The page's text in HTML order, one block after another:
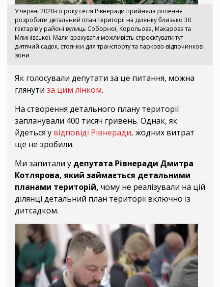
У червні 2020-го року сесія Рівнеради прийняла рішення
розробити детальний план території на ділянку близько 30
гектарів у районі вулиць Соборної, Корольова, Макарова та
Млинівської. Мали врахувати можливість спроєктувати тут
дитячий садок, стоянки для транспорту та парково-відпочинкові
зони
Як голосували депутати за це питання, можна
глянути за цим лінком.
На створення детального плану території
запланували 400 тисяч гривень. Однак, як
йдеться у відповіді Рівнеради, жодних витрат
ще не зробили.
Ми запитали у депутата Рівнеради Дмитра
Котлярова, який займається детальними
планами територій, чому не реалізували на цій
ділянці детальний план території включно із
дитсадком.